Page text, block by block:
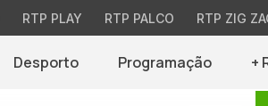
RTP PLAY RTP PALCO RTP ZIG
Desporto Programação +